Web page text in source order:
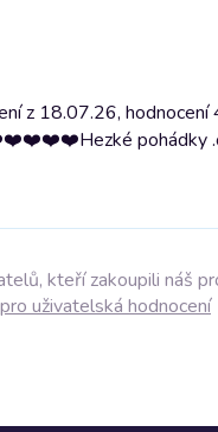
z 18.07.26,
Hezké pohádky
kteří zakoupili náš
uživatelská hodnocení